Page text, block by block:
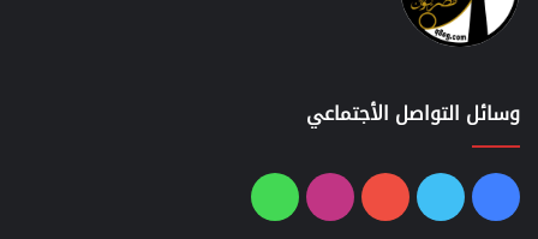
وسائل التواصل الأجتماعي
فيسبوك
تويتر يوتيوبانستقرامواتساب